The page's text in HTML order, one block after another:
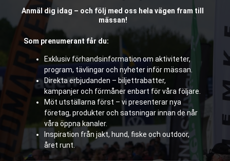
Anmäl dig idag – och följ med oss hela vägen fram till
mässan!
Som prenumerant får du:
Exklusiv förhandsinformation om aktiviteter,
program, tävlingar och nyheter inför mässan.
Direkta erbjudanden – biljettrabatter,
kampanjer och förmåner enbart för våra följare.
Möt utställarna först – vi presenterar nya
företag, produkter och satsningar innan de når
våra öppna kanaler.
Inspiration från jakt, hund, fiske och outdoor,
året runt.